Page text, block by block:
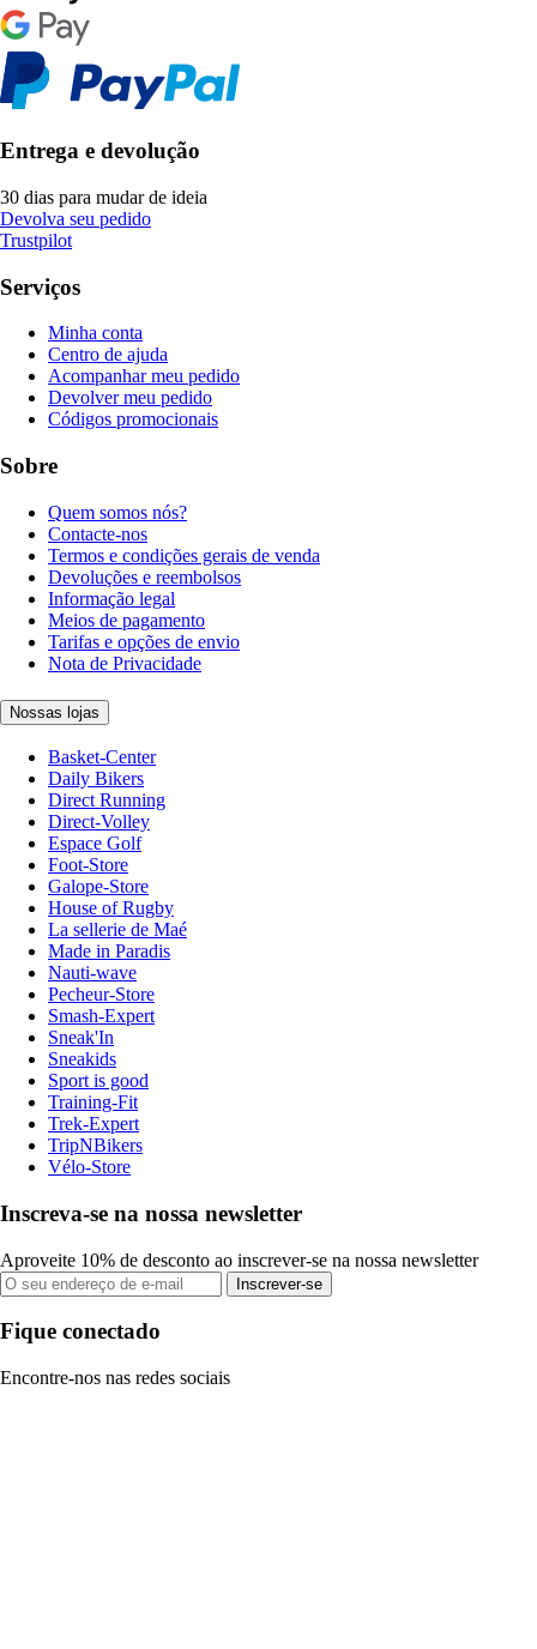
Entrega e devolução
30 dias para mudar de ideia
Devolva seu pedido
Trustpilot
Serviços
Minha conta
Centro de ajuda
Acompanhar meu pedido
Devolver meu pedido
Códigos promocionais
Sobre
Quem somos nós?
Contacte-nos
Termos e condições gerais de venda
Devoluções e reembolsos
Informação legal
Meios de pagamento
Tarifas e opções de envio
Nota de Privacidade
Nossas lojas
Basket-Center
Daily Bikers
Direct Running
Direct-Volley
Espace Golf
Foot-Store
Galope-Store
House of Rugby
La sellerie de Maé
Made in Paradis
Nauti-wave
Pecheur-Store
Smash-Expert
Sneak'In
Sneakids
Sport is good
Training-Fit
Trek-Expert
TripNBikers
Vélo-Store
Inscreva-se na nossa newsletter
Aproveite 10% de desconto ao inscrever-se na nossa newsletter
Inscrever-se
Fique conectado
Encontre-nos nas redes sociais